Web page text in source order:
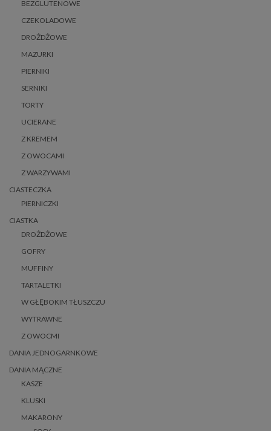
BEZGLUTENOWE
CZEKOLADOWE
DROŻDŻOWE
MAZURKI
PIERNIKI
SERNIKI
TORTY
UCIERANE
Z KREMEM
Z OWOCAMI
Z WARZYWAMI
CIASTECZKA
PIERNICZKI
CIASTKA
DROŻDŻOWE
GOFRY
MUFFINY
TARTALETKI
W GŁĘBOKIM TŁUSZCZU
WYTRAWNE
Z OWOCMI
DANIA JEDNOGARNKOWE
DANIA MĄCZNE
KASZE
KLUSKI
MAKARONY